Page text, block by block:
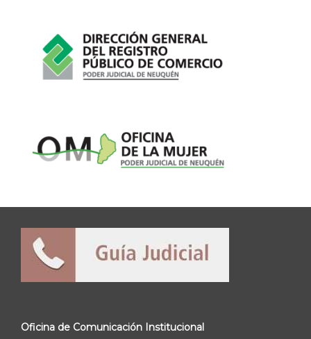
Oficina de Comunicación Institucional